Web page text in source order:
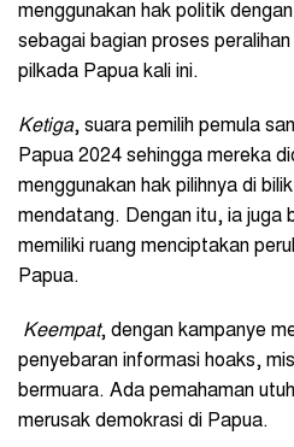
menggunakan hak politik
sebagai bagian proses
pilkada Papua kali ini.
Ketiga, suara pemilih pemula
Papua 2024 sehingga mereka
menggunakan hak pilihnya di
mendatang. Dengan itu, ia juga
memiliki ruang menciptakan
Papua.
Keempat, dengan kampanye
penyebaran informasi hoaks,
bermuara. Ada pemahaman
merusak demokrasi di Papua.